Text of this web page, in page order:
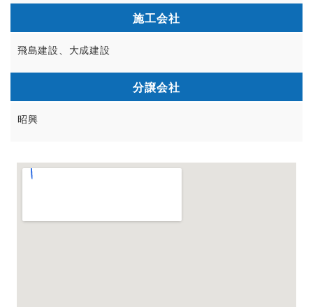
施工会社
飛島建設、大成建設
分譲会社
昭興